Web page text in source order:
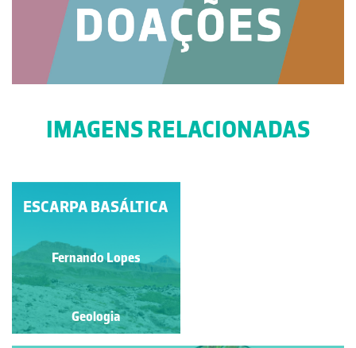
IMAGENS RELACIONADAS
CALÇADA DE
Mário Cachão
Geologia
ESCARPA BASÁLTICA
Fernando Lopes
Geologia